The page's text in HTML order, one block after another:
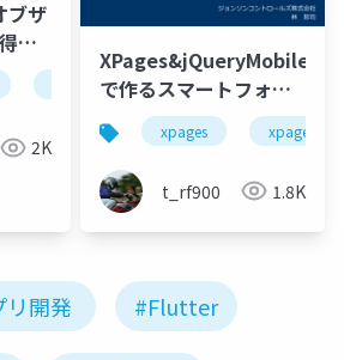
ブザ
し
maui
2K
XPages&jQueryMobile
で作るスマートフォ
ン、タブレットUX
xpages xpage
t_rf900 1.8K
開発 #Flutter